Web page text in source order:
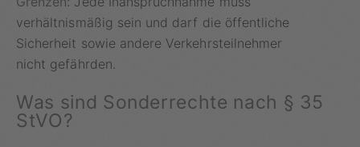
verhältnismäßig sein und darf die öffentliche
Sicherheit sowie andere Verkehrsteilnehmer
nicht gefährden.
Was sind Sonderrechte nach § 35
StVO?